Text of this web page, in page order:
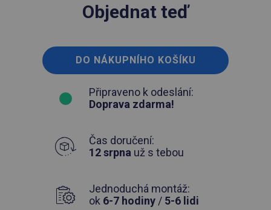
Objednat teď
DO NÁKUPNÍHO KOŠÍKU
Připraveno k odeslání:
Doprava zdarma!
Čas doručení:
12 srpna už s tebou
Jednoduchá montáž:
ok 6-7 hodiny / 5-6 lidi